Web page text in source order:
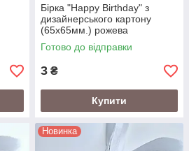
Бірка "Happy Birthday" з
дизайнерського картону
(65х65мм.) рожева
Готово до відправки
3 ₴
Купити
Новинка